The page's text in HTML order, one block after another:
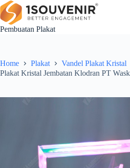
Skip
to
content
Pembuatan Plakat
Home Plakat
Vandel Plakat Kristal
Plakat Kristal Jembatan Klodran PT